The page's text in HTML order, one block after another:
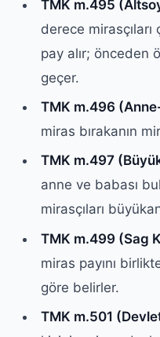
TMK m.495
derece mirasçıları
pay alır; önceden
geçer.
TMK m.496
miras bırakanın
TMK m.497
anne ve babası
mirasçıları
TMK m.499 (Sag
miras payını
göre belirler.
TMK m.501